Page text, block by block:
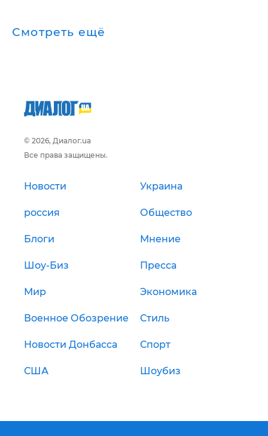
Смотреть ещё
© 2026, Диалог.ua
Все права защищены.
Новости Украина
россия Общество
Блоги Мнение
Шоу-Биз Пресса
Мир Экономика
Военное Обозрение Стиль
Новости Донбасса Спорт
США Шоубиз